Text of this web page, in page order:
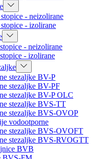
- neizolirane
- izolirane
- neizolirane
- izolirane
stezaljke BV-P
stezaljke BV-PF
stezaljke BV-P OLC
stezaljke BVS-TT
stezaljke BVS-OVOP
vodootporne
stezaljke BVS-OVOFT
stezaljke BVS-RVOGTT
BVB